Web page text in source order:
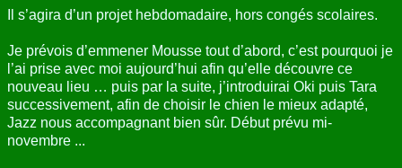
Il s’agira d’un projet hebdomadaire, hors congés scolaires.
Je prévois d’emmener Mousse tout d’abord, c’est pourquoi je
l’ai prise avec moi aujourd’hui afin qu’elle découvre ce
nouveau lieu … puis par la suite, j’introduirai Oki puis Tara
successivement, afin de choisir le chien le mieux adapté,
Jazz nous accompagnant bien sûr. Début prévu mi-
novembre ...